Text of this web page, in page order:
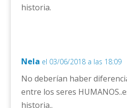
historia.
Nela el 03/06/2018 a las 18:09
No deberían haber
entre los seres
historia..